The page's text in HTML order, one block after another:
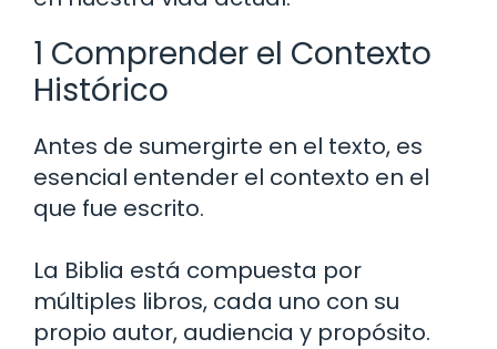
1 Comprender el Contexto
Histórico
Antes de sumergirte en el texto, es
esencial entender el contexto en el
que fue escrito.
La Biblia está compuesta por
múltiples libros, cada uno con su
propio autor, audiencia y propósito.